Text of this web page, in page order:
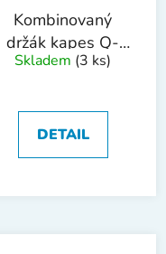
Kombinovaný
držák kapes Q-
Connect včetně 10
Skladem (3 ks)
DETAIL